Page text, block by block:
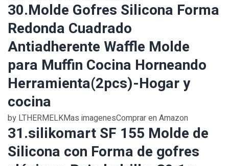
30.Molde Gofres Silicona Forma
Redonda Cuadrado
Antiadherente Waffle Molde
para Muffin Cocina Horneando
Herramienta(2pcs)-Hogar y
cocina
by LTHERMELKMas imagenesComprar en Amazon
31.silikomart SF 155 Molde de
Silicona con Forma de gofres